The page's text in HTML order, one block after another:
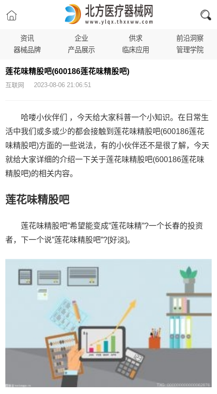
资讯 企业 供求
前沿洞察
器械品牌
产品展示 临床应用 管理学院
莲花味精股吧(600186莲花味精股吧)
互联网 2023-08-06 21:06:51
哈喽小伙伴们 ，今天给大家科普一个小知识。在日常生
活中我们或多或少的都会接触到莲花味精股吧(600186莲花
味精股吧)方面的一些说法，有的小伙伴还不是很了解，今天
就给大家详细的介绍一下关于莲花味精股吧(600186莲花味
精股吧)的相关内容。
莲花味精股吧
莲花味精股吧”希望能变成”莲花味精”?一个长春的投资
者，下一个说”莲花味精股吧”?[好淡]。